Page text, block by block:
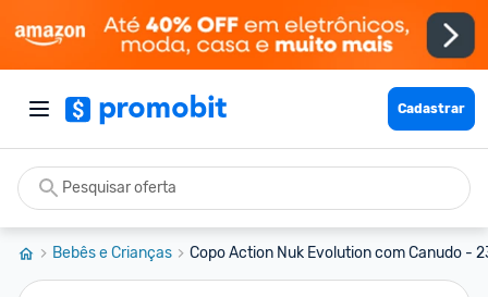
Cadastrar
Bebês e Crianças Copo Action Nuk Evolution com Canudo -